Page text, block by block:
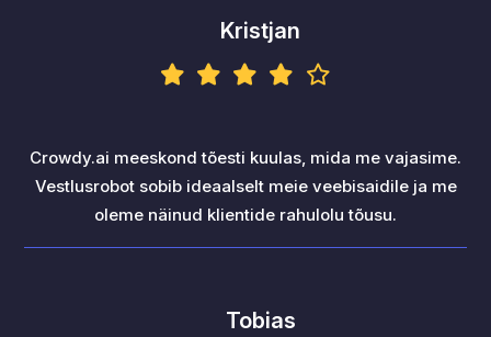
Kristjan
Crowdy.ai meeskond tõesti kuulas, mida me vajasime.
Vestlusrobot sobib ideaalselt meie veebisaidile ja me
oleme näinud klientide rahulolu tõusu.
Tobias